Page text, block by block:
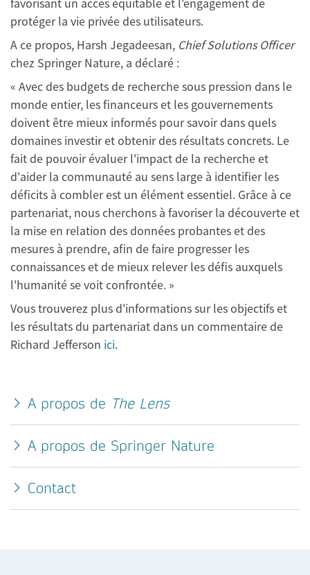
protéger la vie privée des utilisateurs.
A ce propos, Harsh Jegadeesan, Chief Solutions Officer
chez Springer Nature, a déclaré :
« Avec des budgets de recherche sous pression dans le
monde entier, les financeurs et les gouvernements
doivent être mieux informés pour savoir dans quels
domaines investir et obtenir des résultats concrets. Le
fait de pouvoir évaluer l'impact de la recherche et
d'aider la communauté au sens large à identifier les
déficits à combler est un élément essentiel. Grâce à ce
partenariat, nous cherchons à favoriser la découverte et
la mise en relation des données probantes et des
mesures à prendre, afin de faire progresser les
connaissances et de mieux relever les défis auxquels
l'humanité se voit confrontée. »
Vous trouverez plus d'informations sur les objectifs et
les résultats du partenariat dans un commentaire de
Richard Jefferson ici.
A propos de The Lens
A propos de Springer Nature
Contact